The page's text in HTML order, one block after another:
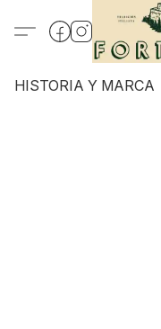
HISTORIA Y MARCA